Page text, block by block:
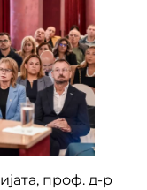
проф. д-р